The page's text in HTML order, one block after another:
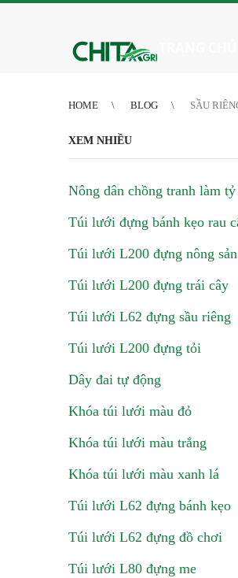
HOME BLOG SẦU
XEM NHIỀU
Nông dân chồng tranh làm tỷ
Túi lưới đựng bánh kẹo rau
Túi lưới L200 đựng nông sản
Túi lưới L200 đựng trái cây
Túi lưới L62 đựng sầu riêng
Túi lưới L200 đựng tỏi
Dây đai tự động
Khóa túi lưới màu đỏ
Khóa túi lưới màu trắng
Khóa túi lưới màu xanh lá
Túi lưới L62 đựng bánh kẹo
Túi lưới L62 đựng đồ chơi
Túi lưới L80 đựng me